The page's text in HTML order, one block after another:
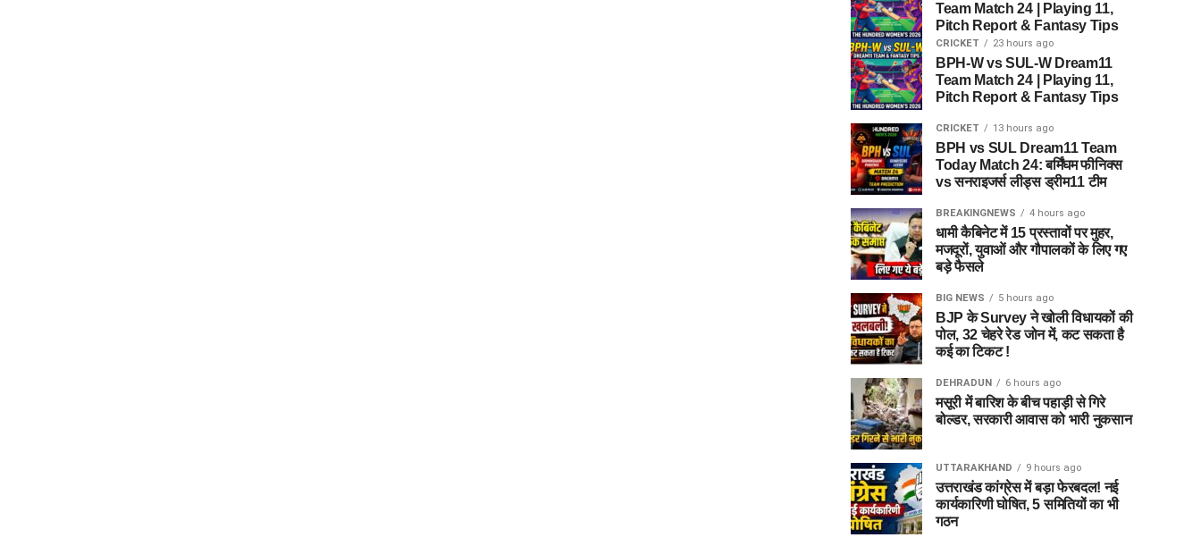
Team Match 24 | Playing 11,
Pitch Report & Fantasy Tips
CRICKET 23 hours ago
BPH-W vs SUL-W Dream11
Team Match 24 | Playing 11,
Pitch Report & Fantasy Tips
CRICKET 13 hours ago
BPH vs SUL Dream11 Team
Today Match 24: बर्मिंघम फीनिक्स
vs सनराइजर्स लीड्स ड्रीम11 टीम
BREAKINGNEWS 4 hours ago
धामी कैबिनेट में 15 प्रस्तावों पर मुहर,
मजदूरों, युवाओं और गौपालकों के लिए गए
बड़े फैसले
BIG NEWS 5 hours ago
BJP के Survey ने खोली विधायकों की
पोल, 32 चेहरे रेड जोन में, कट सकता है
कई का टिकट !
DEHRADUN 6 hours ago
मसूरी में बारिश के बीच पहाड़ी से गिरे
बोल्डर, सरकारी आवास को भारी नुकसान
UTTARAKHAND 9 hours ago
उत्तराखंड कांग्रेस में बड़ा फेरबदल! नई
कार्यकारिणी घोषित, 5 समितियों का भी
गठन